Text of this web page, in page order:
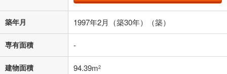
不動産会社に購入相談をする
築年月 1997年2月（築30年）（築）
専有面積 -
建物面積 94.39m2